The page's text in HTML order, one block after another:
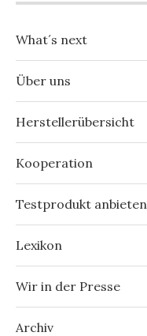
What´s next
Über uns
Herstellerübersicht
Kooperation
Testprodukt anbieten
Lexikon
Wir in der Presse
Archiv